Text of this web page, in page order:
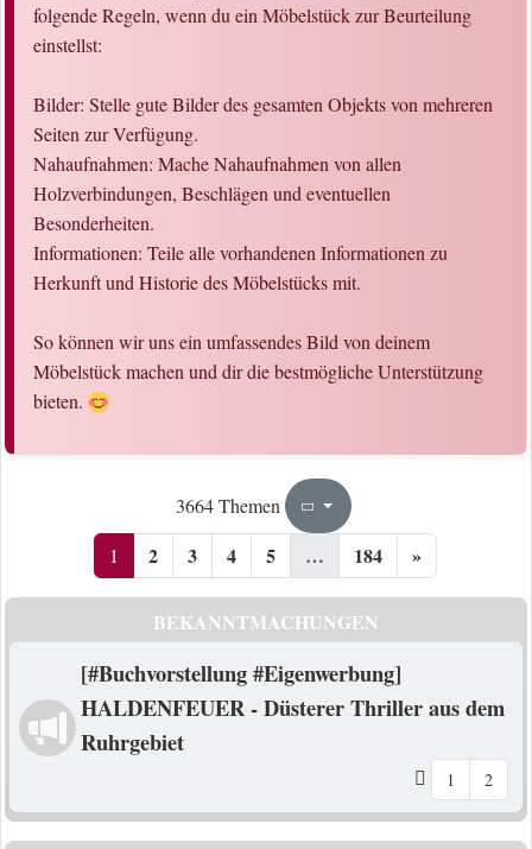
folgende Regeln, wenn du ein Möbelstück zur Beurteilung
einstellst:
Bilder: Stelle gute Bilder des gesamten Objekts von mehreren
Seiten zur Verfügung.
Nahaufnahmen: Mache Nahaufnahmen von allen
Holzverbindungen, Beschlägen und eventuellen
Besonderheiten.
Informationen: Teile alle vorhandenen Informationen zu
Herkunft und Historie des Möbelstücks mit.
So können wir uns ein umfassendes Bild von deinem
Möbelstück machen und dir die bestmögliche Unterstützung
bieten.
3664 Themen Seite1
1 2 3 4 5 … 184 »
BEKANNTMACHUNGEN
[#Buchvorstellung #Eigenwerbung]
HALDENFEUER - Düsterer Thriller aus dem
Ruhrgebiet
1 2